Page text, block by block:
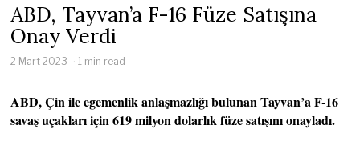
ABD, Tayvan’a F-16 Füze Satışına
Onay Verdi
2 Mart 2023 1 min read
ABD, Çin ile egemenlik anlaşmazlığı bulunan Tayvan’a F-16
savaş uçakları için 619 milyon dolarlık füze satışını onayladı.